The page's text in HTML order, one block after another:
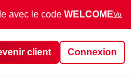
avec le code WELCOMEVoir
client Connexion